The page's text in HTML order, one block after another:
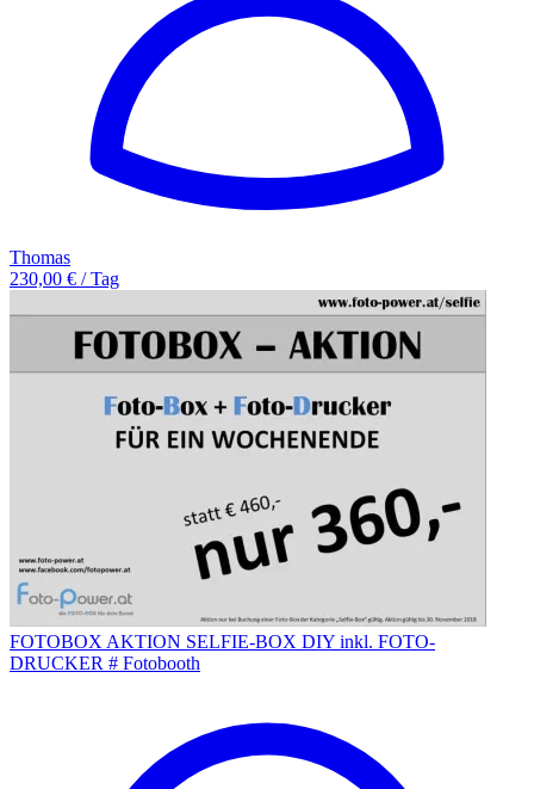
Thomas
230,00 € / Tag
FOTOBOX AKTION SELFIE-BOX DIY inkl. FOTO-
DRUCKER # Fotobooth